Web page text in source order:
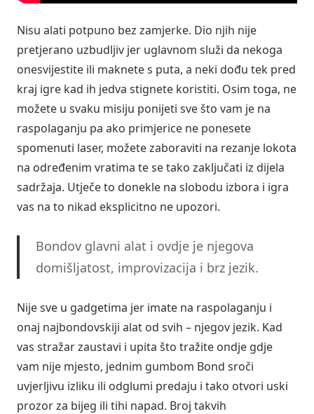
Nisu alati potpuno bez zamjerke. Dio njih nije
pretjerano uzbudljiv jer uglavnom služi da nekoga
onesvijestite ili maknete s puta, a neki dođu tek pred
kraj igre kad ih jedva stignete koristiti. Osim toga, ne
možete u svaku misiju ponijeti sve što vam je na
raspolaganju pa ako primjerice ne ponesete
spomenuti laser, možete zaboraviti na rezanje lokota
na određenim vratima te se tako zaključati iz dijela
sadržaja. Utječe to donekle na slobodu izbora i igra
vas na to nikad eksplicitno ne upozori.
Bondov glavni alat i ovdje je njegova
domišljatost, improvizacija i brz jezik.
Nije sve u gadgetima jer imate na raspolaganju i
onaj najbondovskiji alat od svih – njegov jezik. Kad
vas stražar zaustavi i upita što tražite ondje gdje
vam nije mjesto, jednim gumbom Bond sroči
uvjerljivu izliku ili odglumi predaju i tako otvori uski
prozor za bijeg ili tihi napad. Broj takvih